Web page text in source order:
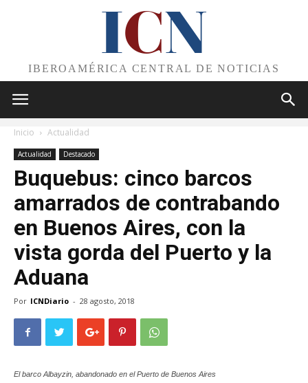
ICN
IBEROAMÉRICA CENTRAL DE NOTICIAS
Inicio Actualidad
Actualidad Destacado
Buquebus: cinco barcos
amarrados de contrabando
en Buenos Aires, con la
vista gorda del Puerto y la
Aduana
Por ICNDiario - 28 agosto, 2018
El barco Albayzin, abandonado en el Puerto de Buenos Aires